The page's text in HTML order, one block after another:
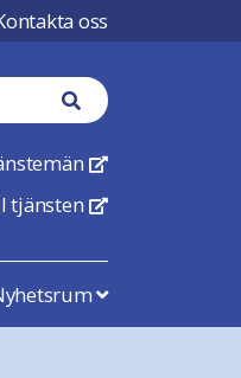
oss
Sökknapp
Öppnas i en ny flik
tjänsten Öppnas i en ny flik